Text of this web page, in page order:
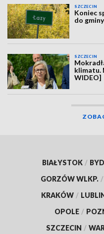
SZCZECIN
Koniec
do
SZCZECIN
klimatu.
WIDEO]
BIAŁYSTOK /
GORZÓW WLKP. /
KRAKÓW /
OPOLE /
SZCZECIN /